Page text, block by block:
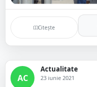
Citește
AC
Actualitate
23 iunie 2021